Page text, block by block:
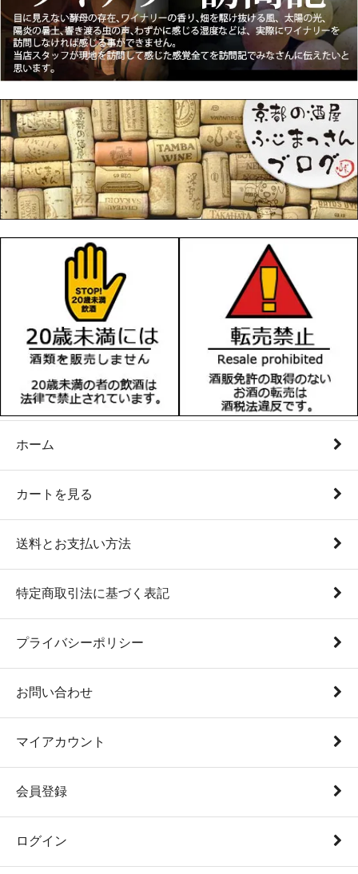
ホーム
カートを見る
送料とお支払い方法
特定商取引法に基づく表記
プライバシーポリシー
お問い合わせ
マイアカウント
会員登録
ログイン